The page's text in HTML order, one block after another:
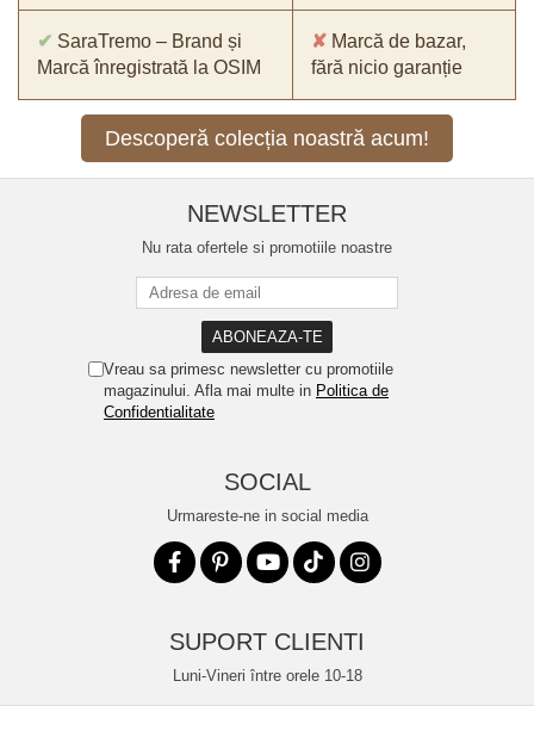
✔ SaraTremo – Brand și
Marcă înregistrată la OSIM
✘ Marcă de bazar,
fără nicio garanție
Descoperă colecția noastră acum!
NEWSLETTER
Nu rata ofertele si promotiile noastre
Vreau sa primesc newsletter cu promotiile
magazinului. Afla mai multe in Politica de
Confidentialitate
SOCIAL
Urmareste-ne in social media
SUPORT CLIENTI
Luni-Vineri între orele 10-18